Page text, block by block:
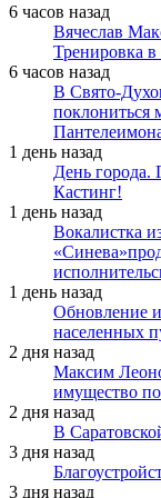
6 часов назад
Вячеслав
Тренировка
6 часов назад
В Свято-
поклониться
1 день назад
День города.
Кастинг!
1 день назад
Вокалистка
1 день назад
Обновление
населенных
2 дня назад
Максим
имущество
2 дня назад
В
3 дня назад
3 дня назад